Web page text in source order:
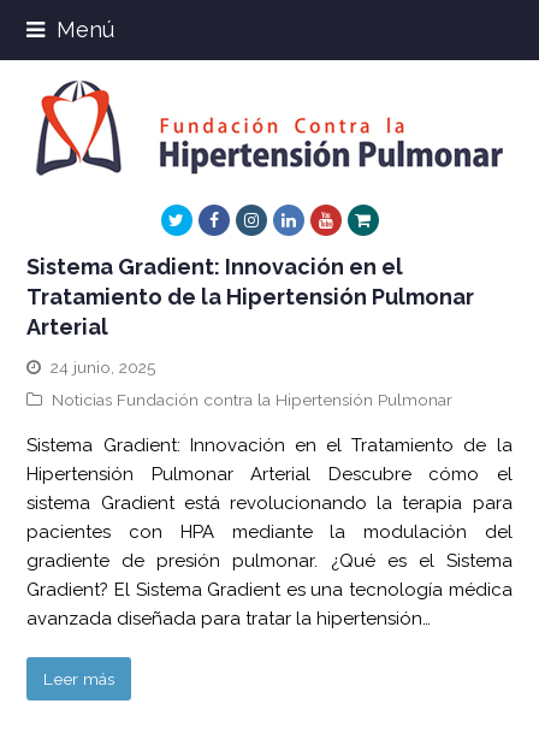
Menú
TwitterFacebookInstagram
LinkedInYoutube
Xing
Sistema Gradient: Innovación en el
Tratamiento de la Hipertensión Pulmonar
Arterial
24 junio, 2025
Noticias Fundación contra la Hipertensión Pulmonar
Sistema Gradient: Innovación en el Tratamiento de la
Hipertensión Pulmonar Arterial Descubre cómo el
sistema Gradient está revolucionando la terapia para
pacientes con HPA mediante la modulación del
gradiente de presión pulmonar. ¿Qué es el Sistema
Gradient? El Sistema Gradient es una tecnología médica
avanzada diseñada para tratar la hipertensión…
Leer más